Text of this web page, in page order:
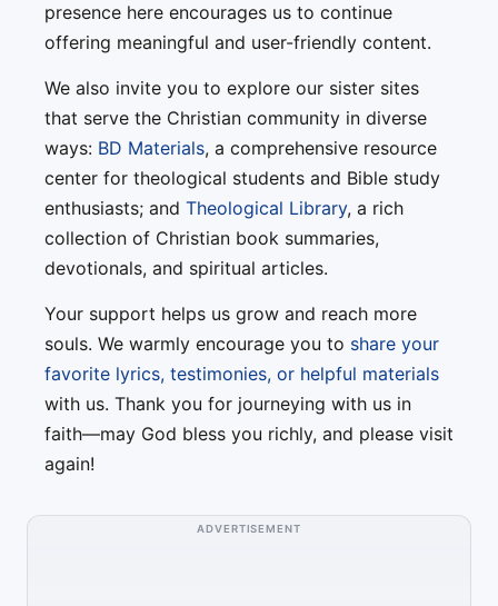
presence here encourages us to continue
offering meaningful and user-friendly content.
We also invite you to explore our sister sites
that serve the Christian community in diverse
ways: BD Materials, a comprehensive resource
center for theological students and Bible study
enthusiasts; and Theological Library, a rich
collection of Christian book summaries,
devotionals, and spiritual articles.
Your support helps us grow and reach more
souls. We warmly encourage you to share your
favorite lyrics, testimonies, or helpful materials
with us. Thank you for journeying with us in
faith—may God bless you richly, and please visit
again!
ADVERTISEMENT